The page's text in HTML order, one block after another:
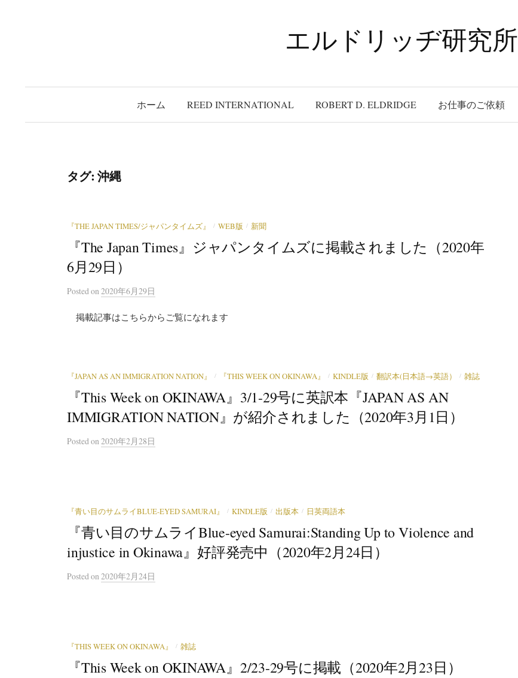
へ
キ
エルドリッヂ研究所
ホーム REED INTERNATIONAL ROBERT D. ELDRIDGE お仕事のご依頼
タグ:沖縄
『THE JAPAN TIMES/ジャパンタイムズ』 / WEB版 / 新聞
『The Japan Times』ジャパンタイムズに掲載されました（2020年
6月29日）
Postedon 2020年6月29日
掲載記事はこちらからご覧になれます
『JAPAN AS AN IMMIGRATION NATION』 / 『THIS WEEK ON OKINAWA』 / KINDLE版 / 翻訳本(日本語→英語） / 雑誌
『This Week on OKINAWA』3/1-29号に英訳本『JAPAN AS AN
IMMIGRATION NATION』が紹介されました（2020年3月1日）
Postedon 2020年2月28日
『青い目のサムライBLUE-EYED SAMURAI』 / KINDLE版 / 出版本 / 日英両語本
『青い目のサムライBlue-eyed Samurai:Standing Up to Violence and
injustice in Okinawa』好評発売中（2020年2月24日）
Postedon 2020年2月24日
『THIS WEEK ON OKINAWA』 / 雑誌
『This Week on OKINAWA』2/23-29号に掲載（2020年2月23日）